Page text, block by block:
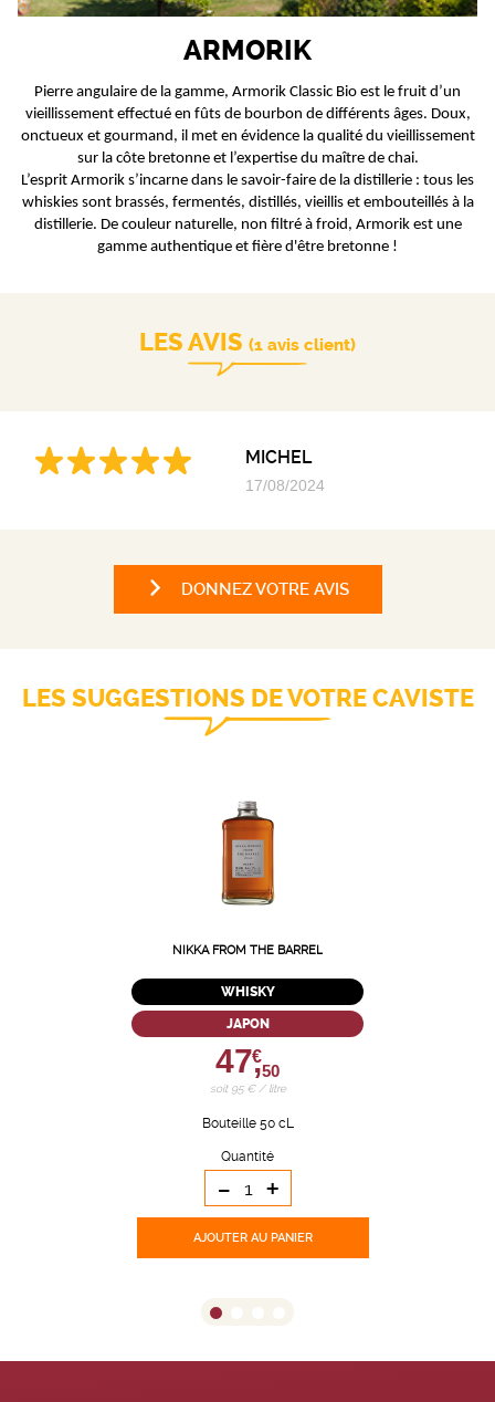
ARMORIK
Pierre angulaire de la gamme, Armorik Classic Bio est le fruit d’un
vieillissement effectué en fûts de bourbon de différents âges. Doux,
onctueux et gourmand, il met en évidence la qualité du vieillissement
sur la côte bretonne et l’expertise du maître de chai.
L’esprit Armorik s’incarne dans le savoir-faire de la distillerie : tous les
whiskies sont brassés, fermentés, distillés, vieillis et embouteillés à la
distillerie. De couleur naturelle, non filtré à froid, Armorik est une
gamme authentique et fière d'être bretonne !
LES AVIS (1 avis client)
MICHEL
17/08/2024
DONNEZ VOTRE AVIS
LES SUGGESTIONS DE VOTRE CAVISTE
NIKKA FROM THE BARREL
WHISKY
JAPON
47,
€
50
soit 95 € / litre
Bouteille 50 cL
Quantité
- +
AJOUTER AU PANIER